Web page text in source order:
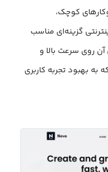
کوچک،
گزینه‌ای مناسب
روی سرعت بالا و
بهبود تجربه کاربری